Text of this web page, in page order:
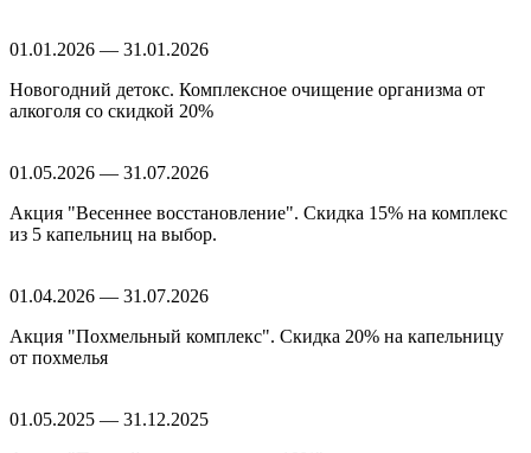
01.01.2026 — 31.01.2026
Новогодний детокс. Комплексное очищение организма от
алкоголя со скидкой 20%
01.05.2026 — 31.07.2026
Акция "Весеннее восстановление". Скидка 15% на комплекс
из 5 капельниц на выбор.
01.04.2026 — 31.07.2026
Акция "Похмельный комплекс". Скидка 20% на капельницу
от похмелья
01.05.2025 — 31.12.2025